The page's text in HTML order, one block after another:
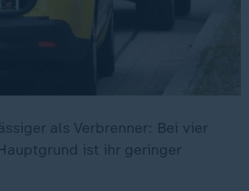
als Verbrenner: Bei vier
ist ihr geringer